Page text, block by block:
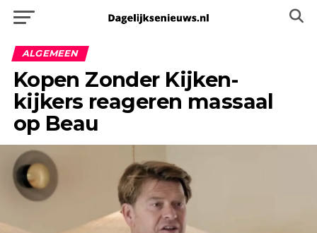
ALGEMEEN
Kopen Zonder Kijken-
kijkers reageren massaal
op Beau